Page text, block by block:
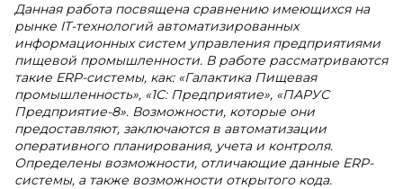
Данная работа посвящена сравнению имеющихся на
рынке IT-технологий автоматизированных
информационных систем управления предприятиями
пищевой промышленности. В работе рассматриваются
такие ERP-системы, как: «Галактика Пищевая
промышленность», «1С: Предприятие», «ПАРУС
Предприятие-8». Возможности, которые они
предоставляют, заключаются в автоматизации
оперативного планирования, учета и контроля.
Определены возможности, отличающие данные ERP-
системы, а также возможности открытого кода.